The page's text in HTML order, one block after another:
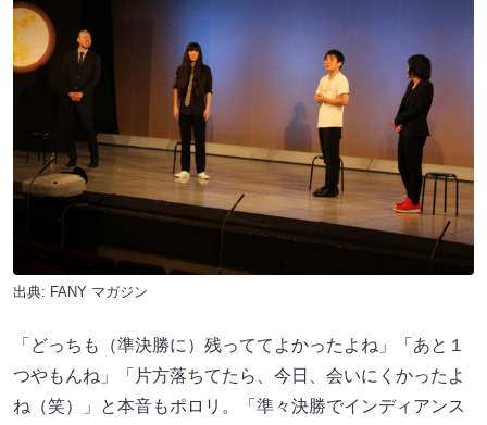
出典: FANY マガジン
「どっちも（準決勝に）残っててよかったよね」「あと１
つやもんね」「片方落ちてたら、今日、会いにくかったよ
ね（笑）」と本音もポロリ。「準々決勝でインディアンス